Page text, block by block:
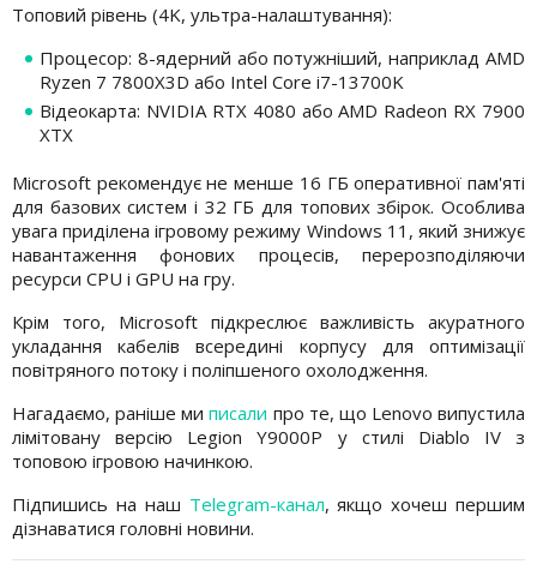
Топовий рівень (4K, ультра-налаштування):
Процесор: 8-ядерний або потужніший, наприклад AMD
Ryzen 7 7800X3D або Intel Core i7-13700K
Відеокарта: NVIDIA RTX 4080 або AMD Radeon RX 7900
XTX
Microsoft рекомендує не менше 16 ГБ оперативної пам'яті
для базових систем і 32 ГБ для топових збірок. Особлива
увага приділена ігровому режиму Windows 11, який знижує
навантаження фонових процесів, перерозподіляючи
ресурси CPU і GPU на гру.
Крім того, Microsoft підкреслює важливість акуратного
укладання кабелів всередині корпусу для оптимізації
повітряного потоку і поліпшеного охолодження.
Нагадаємо, раніше миписали про те, що Lenovo випустила
лімітовану версію Legion Y9000P у стилі Diablo IV з
топовою ігровою начинкою.
Підпишись на наш Telegram-канал, якщо хочеш першим
дізнаватися головні новини.